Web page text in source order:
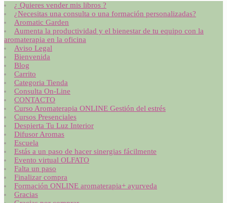
¿ Quieres vender mis libros ?
¿Necesitas una consulta o una formación personalizadas?
Aromatic Garden
Aumenta la productividad y el bienestar de tu equipo con la
aromaterapia en la oficina
Aviso Legal
Bienvenida
Blog
Carrito
Categoria Tienda
Consulta On-Line
CONTACTO
Curso Aromaterapia ONLINE Gestión del estrés
Cursos Presenciales
Despierta Tu Luz Interior
Difusor Aromas
Escuela
Estás a un paso de hacer sinergias fácilmente
Evento virtual OLFATO
Falta un paso
Finalizar compra
Formación ONLINE aromaterapia+ ayurveda
Gracias